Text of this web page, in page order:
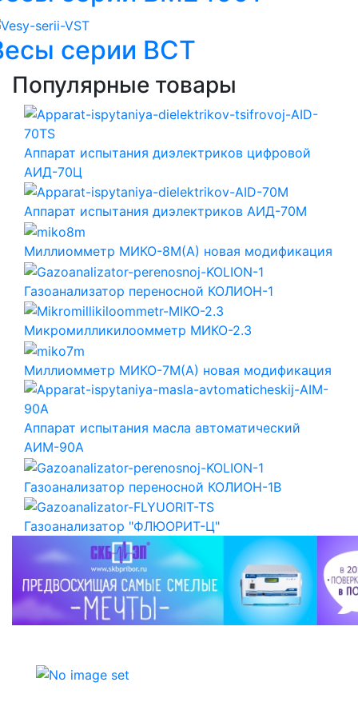
серии ВСТ
Популярные товары
Аппарат испытания диэлектриков цифровой
АИД-70Ц
Аппарат испытания диэлектриков АИД-70М
Миллиомметр МИКО-8М(А) новая модификация
Газоанализатор переносной КОЛИОН-1
Микромилликилоомметр МИКО-2.3
Миллиомметр МИКО-7М(А) новая модификация
Аппарат испытания масла автоматический
АИМ-90А
Газоанализатор переносной КОЛИОН-1В
Газоанализатор "ФЛЮОРИТ-Ц"